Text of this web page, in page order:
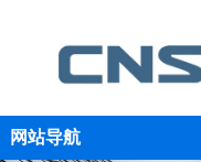
网站导航